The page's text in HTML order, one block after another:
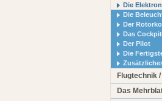
Die
Die
Der
Das Cockpit
Der Pilot
Die
Flugtechnik
Das